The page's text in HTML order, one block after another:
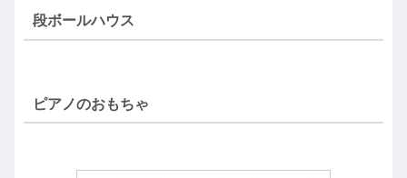
段ボールハウス
ピアノのおもちゃ